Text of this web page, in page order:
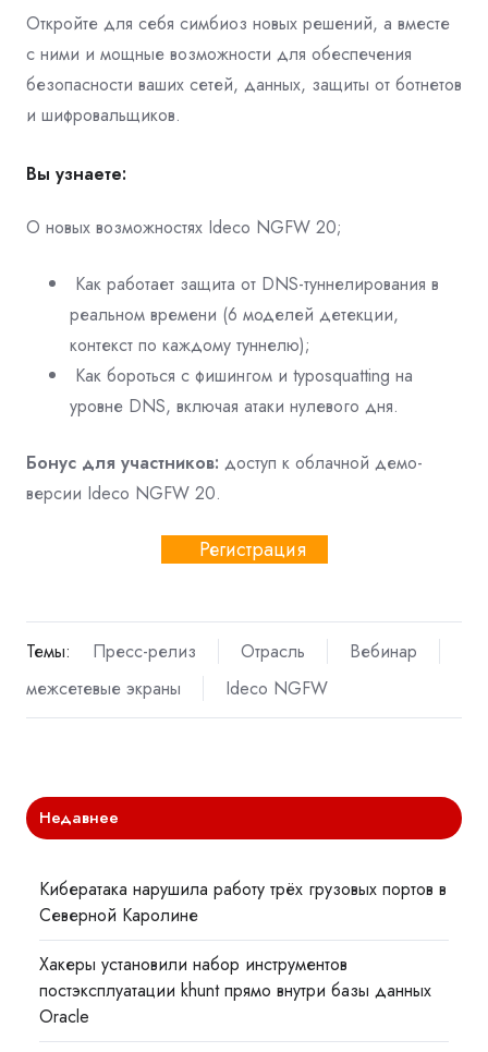
Откройте для себя симбиоз новых решений, а вместе
с ними и мощные возможности для обеспечения
безопасности ваших сетей, данных, защиты от ботнетов
и шифровальщиков.
Вы узнаете:
О новых возможностях Ideco NGFW 20;
Как работает защита от DNS-туннелирования в
реальном времени (6 моделей детекции,
контекст по каждому туннелю);
Как бороться с фишингом и typosquatting на
уровне DNS, включая атаки нулевого дня.
Бонус для участников: доступ к облачной демо-
версии Ideco NGFW 20.
Регистрация
Темы: Пресс-релиз Отрасль
Вебинар
межсетевые экраны
Ideco NGFW
Недавнее
Кибератака нарушила работу трёх грузовых портов в
Северной Каролине
Хакеры установили набор инструментов
постэксплуатации khunt прямо внутри базы данных
Oracle